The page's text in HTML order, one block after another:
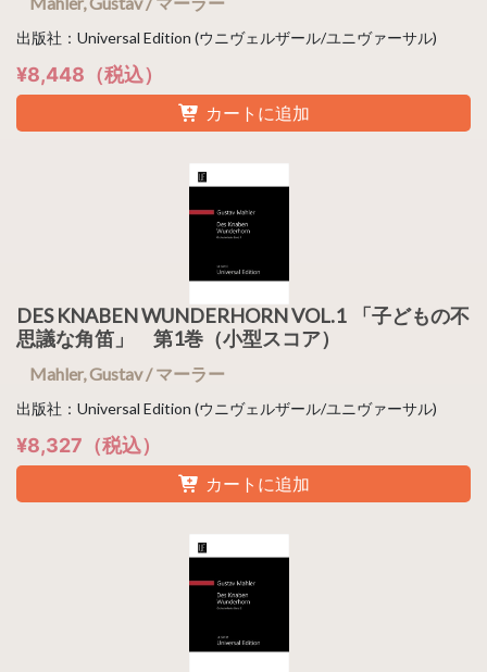
出版社：Universal Edition (ウニヴェルザール/ユニヴァーサル)
¥8,448（税込）
カートに追加
DES KNABEN WUNDERHORN VOL.1 「子どもの不
思議な角笛」 第1巻（小型スコア）
Mahler, Gustav / マーラー
出版社：Universal Edition (ウニヴェルザール/ユニヴァーサル)
¥8,327（税込）
カートに追加